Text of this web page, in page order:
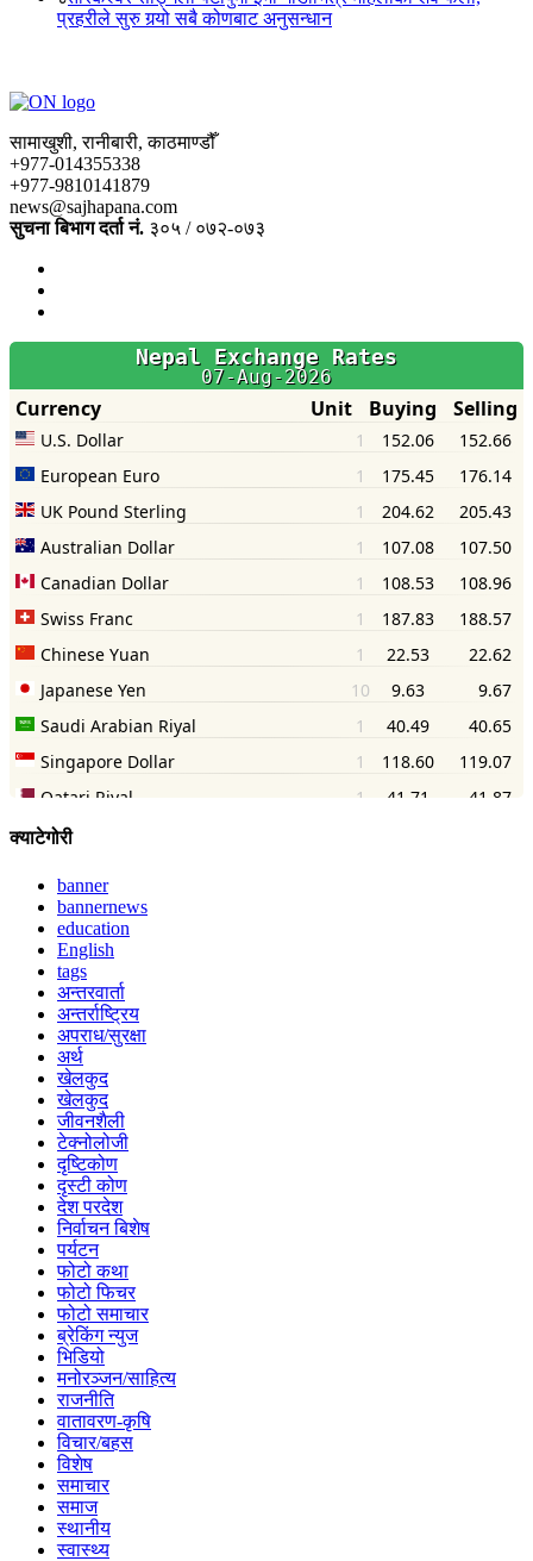
प्रहरीले सुरु गर्‍यो सबै कोणबाट अनुसन्धान
सामाखुशी, रानीबारी, काठमाण्डौँ
+977-014355338
+977-9810141879
news@sajhapana.com
सुचना बिभाग दर्ता नं. ३०५ / ०७२-०७३
क्याटेगोरी
banner
bannernews
education
English
tags
अन्तरवार्ता
अन्तर्राष्ट्रिय
अपराध/सुरक्षा
अर्थ
खेलकुद
खेलकुद
जीवनशैली
टेक्नोलोजी
दृष्टिकोण
दृस्टी कोण
देश परदेश
निर्वाचन बिशेष
पर्यटन
फोटो कथा
फोटो फिचर
फोटो समाचार
ब्रेकिंग न्युज
भिडियो
मनोरञ्जन/साहित्य
राजनीति
वातावरण-कृषि
विचार/बहस
विशेष
समाचार
समाज
स्थानीय
स्वास्थ्य